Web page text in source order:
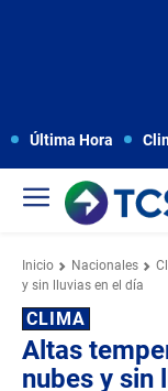
Última Hora
Inicio Nacionales
y sin lluvias en el día
CLIMA
Altas
nubes y sin